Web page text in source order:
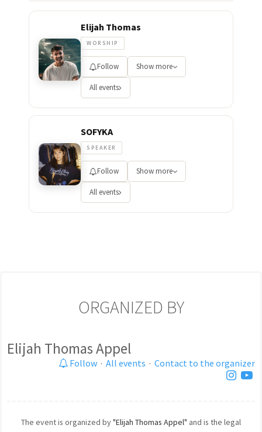
Elijah Thomas
WORSHIP
Follow Show more
All events
SOFYKA
SPEAKER
Follow Show more
All events
ORGANIZED BY
Elijah Thomas Appel
Follow · All events · Contact to the organizer
The event is organized by"Elijah Thomas Appel" and is the legal